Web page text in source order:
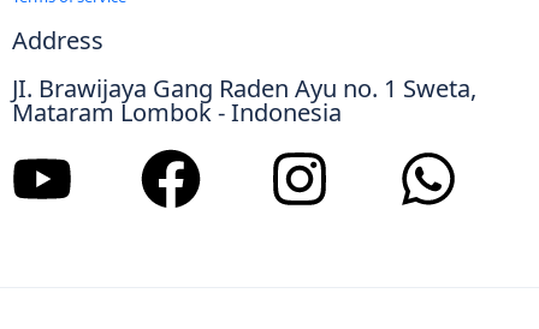
Address
JI. Brawijaya Gang Raden Ayu no. 1 Sweta,
Mataram Lombok - Indonesia